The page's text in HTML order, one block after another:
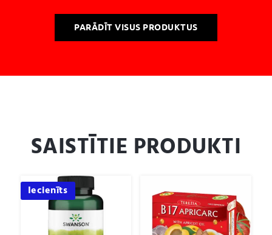
PARĀDĪT VISUS PRODUKTUS
SAISTĪTIE PRODUKTI
Iecienīts